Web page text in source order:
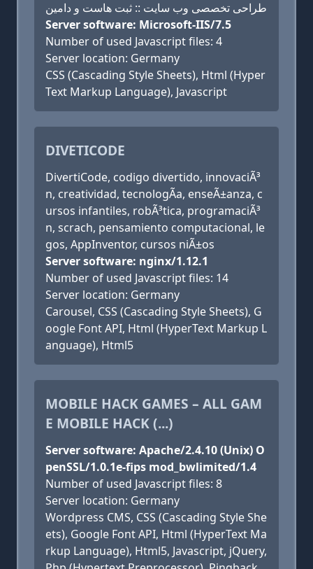
طراحی تخصصی وب سایت :: ثبت هاست و دامین
Server software: Microsoft-IIS/7.5
Number of used Javascript files: 4
Server location: Germany
CSS (Cascading Style Sheets), Html (Hyper
Text Markup Language), Javascript
DIVETICODE
DivertiCode, codigo divertido, innovaciÃ³
n, creatividad, tecnologÃ­a, enseÃ±anza, c
ursos infantiles, robÃ³tica, programaciÃ³
n, scrach, pensamiento computacional, le
gos, AppInventor, cursos niÃ±os
Server software: nginx/1.12.1
Number of used Javascript files: 14
Server location: Germany
Carousel, CSS (Cascading Style Sheets), G
oogle Font API, Html (HyperText Markup L
anguage), Html5
MOBILE HACK GAMES – ALL GAM
E MOBILE HACK (...)
Server software: Apache/2.4.10 (Unix) O
penSSL/1.0.1e-fips mod_bwlimited/1.4
Number of used Javascript files: 8
Server location: Germany
Wordpress CMS, CSS (Cascading Style She
ets), Google Font API, Html (HyperText Ma
rkup Language), Html5, Javascript, jQuery,